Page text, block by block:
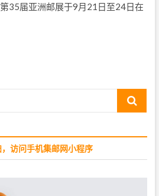
35届亚洲邮展于9月21日至24日在
访问手机集邮网小程序